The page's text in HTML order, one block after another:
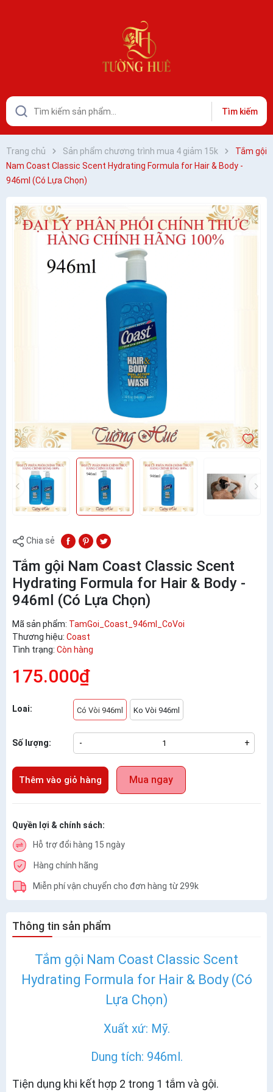
Tìm kiếm
Trang chủ Sản phẩm chương trình mua 4 giảm 15k
Tắm gội
Nam Coast Classic Scent Hydrating Formula for Hair & Body -
946ml (Có Lựa Chọn)
Chia sẻ
Tắm gội Nam Coast Classic Scent
Hydrating Formula for Hair & Body -
946ml (Có Lựa Chọn)
Mã sản phẩm: TamGoi_Coast_946ml_CoVoi
Thương hiệu: Coast
Tình trạng: Còn hàng
175.000₫
Loai: Có Vòi 946ml Ko Vòi 946ml
Số lượng: - +
Thêm vào giỏ hàng Mua ngay
Quyền lợi & chính sách:
Hỗ trợ đổi hàng 15 ngày
Hàng chính hãng
Miễn phí vận chuyển cho đơn hàng từ 299k
Thông tin sản phẩm
Tắm gội Nam Coast Classic Scent
Hydrating Formula for Hair & Body (Có
Lựa Chọn)
Xuất xứ: Mỹ.
Dung tích: 946ml.
Tiện dụng khi kết hợp 2 trong 1 tắm và gội.